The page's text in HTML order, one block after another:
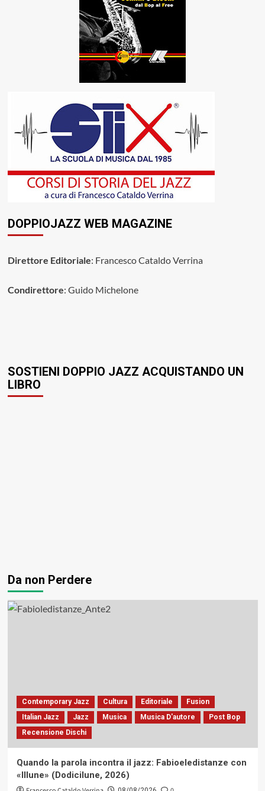
DOPPIOJAZZ WEB MAGAZINE
Direttore Editoriale: Francesco Cataldo Verrina
Condirettore: Guido Michelone
SOSTIENI DOPPIO JAZZ ACQUISTANDO UN
LIBRO
Da non Perdere
Contemporary Jazz Cultura Editoriale
Fusion
Italian Jazz
Jazz Musica Musica D'autore
Post Bop
Recensione Dischi
Quando la parola incontra il jazz: Fabioeledistanze con
«Illune» (Dodicilune, 2026)